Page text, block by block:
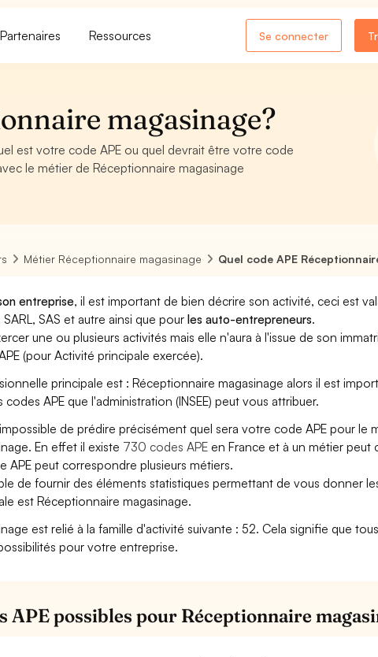
Partenaires Ressources Se connecter
magasinage?
est votre code APE ou quel devrait être votre code
le métier de Réceptionnaire magasinage
Métier Réceptionnaire magasinage Quel code APE
entreprise, il est important de bien décrire son activité, ceci est
SAS et autre ainsi que pourles auto-entrepreneurs.
une ou plusieurs activités mais elle n'aura à l'issue de son
(pour Activité principale exercée).
principale est : Réceptionnaire magasinage alors il est
APE que l'administration (INSEE) peut vous attribuer.
de prédire précisément quel sera votre code APE pour le
En effet il existe 730 codes APE en France et à un métier peut
APE peut correspondre plusieurs métiers.
de fournir des éléments statistiques permettant de vous donner
est Réceptionnaire magasinage.
est relié à la famille d'activité suivante : 52. Cela signifie que
pour votre entreprise.
APE possibles pour Réceptionnaire